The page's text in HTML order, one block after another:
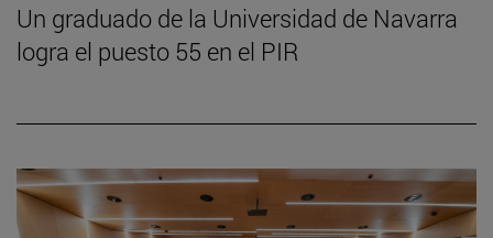
Un graduado de la Universidad de Navarra
logra el puesto 55 en el PIR